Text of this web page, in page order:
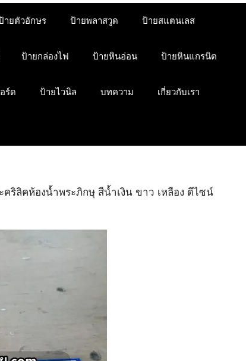
ายตัวอักษร ป้ายพลาสวูด ป้ายสแตนเลส
ป้ายกล่องไฟ ป้ายหินอ่อน ป้ายหินแกรนิต
ร์ด ป้ายไวนิล บทความ เกี่ยวกับเรา
คริลิคห้องน้ำพระภิกษุ สีน้ำเงิน ขาว เหลือง ดีไซน์